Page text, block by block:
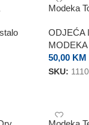
Modeka
ODJEĆA
MODEKA
50,00 KM
SKU: